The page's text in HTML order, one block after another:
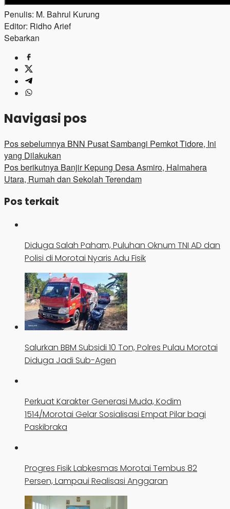
Penulis: M. Bahrul Kurung
Editor: Ridho Arief
Sebarkan
Navigasi pos
Pos sebelumnya BNN Pusat Sambangi Pemkot Tidore, Ini
yang Dilakukan
Pos berikutnya Banjir Kepung Desa Asmiro, Halmahera
Utara, Rumah dan Sekolah Terendam
Pos terkait
Diduga Salah Paham, Puluhan Oknum TNI AD dan
Polisi di Morotai Nyaris Adu Fisik
Salurkan BBM Subsidi 10 Ton, Polres Pulau Morotai
Diduga Jadi Sub-Agen
Perkuat Karakter Generasi Muda, Kodim
1514/Morotai Gelar Sosialisasi Empat Pilar bagi
Paskibraka
Progres Fisik Labkesmas Morotai Tembus 82
Persen, Lampaui Realisasi Anggaran